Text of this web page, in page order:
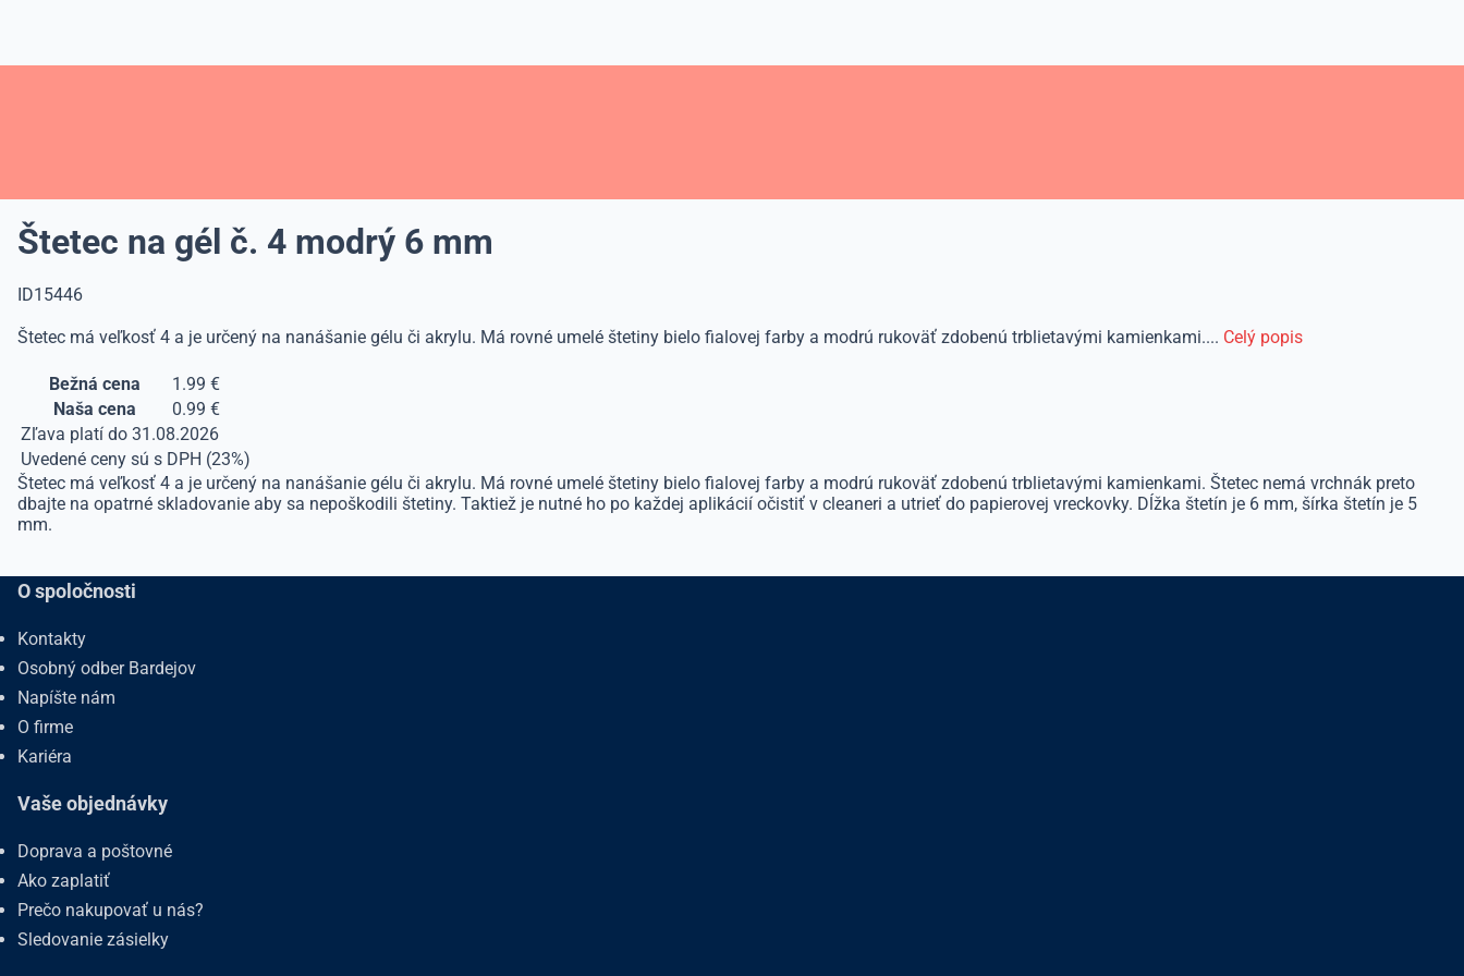
Štetec na gél č. 4 modrý 6 mm
ID15446
Štetec má veľkosť 4 a je určený na nanášanie gélu či akrylu. Má rovné umelé štetiny bielo fialovej farby a modrú rukoväť zdobenú trblietavými kamienkami.... Celý popis
Bežná cena
1.99 €
Naša cena
0.99 €
Zľava platí do 31.08.2026
Uvedené ceny sú s DPH (23%)
Štetec má veľkosť 4 a je určený na nanášanie gélu či akrylu. Má rovné umelé štetiny bielo fialovej farby a modrú rukoväť zdobenú trblietavými kamienkami. Štetec nemá vrchnák preto
dbajte na opatrné skladovanie aby sa nepoškodili štetiny. Taktiež je nutné ho po každej aplikácií očistiť v cleaneri a utrieť do papierovej vreckovky. Dĺžka štetín je 6 mm, šírka štetín je 5
mm.
O spoločnosti
Kontakty
Osobný odber Bardejov
Napíšte nám
O firme
Kariéra
Vaše objednávky
Doprava a poštovné
Ako zaplatiť
Prečo nakupovať u nás?
Sledovanie zásielky